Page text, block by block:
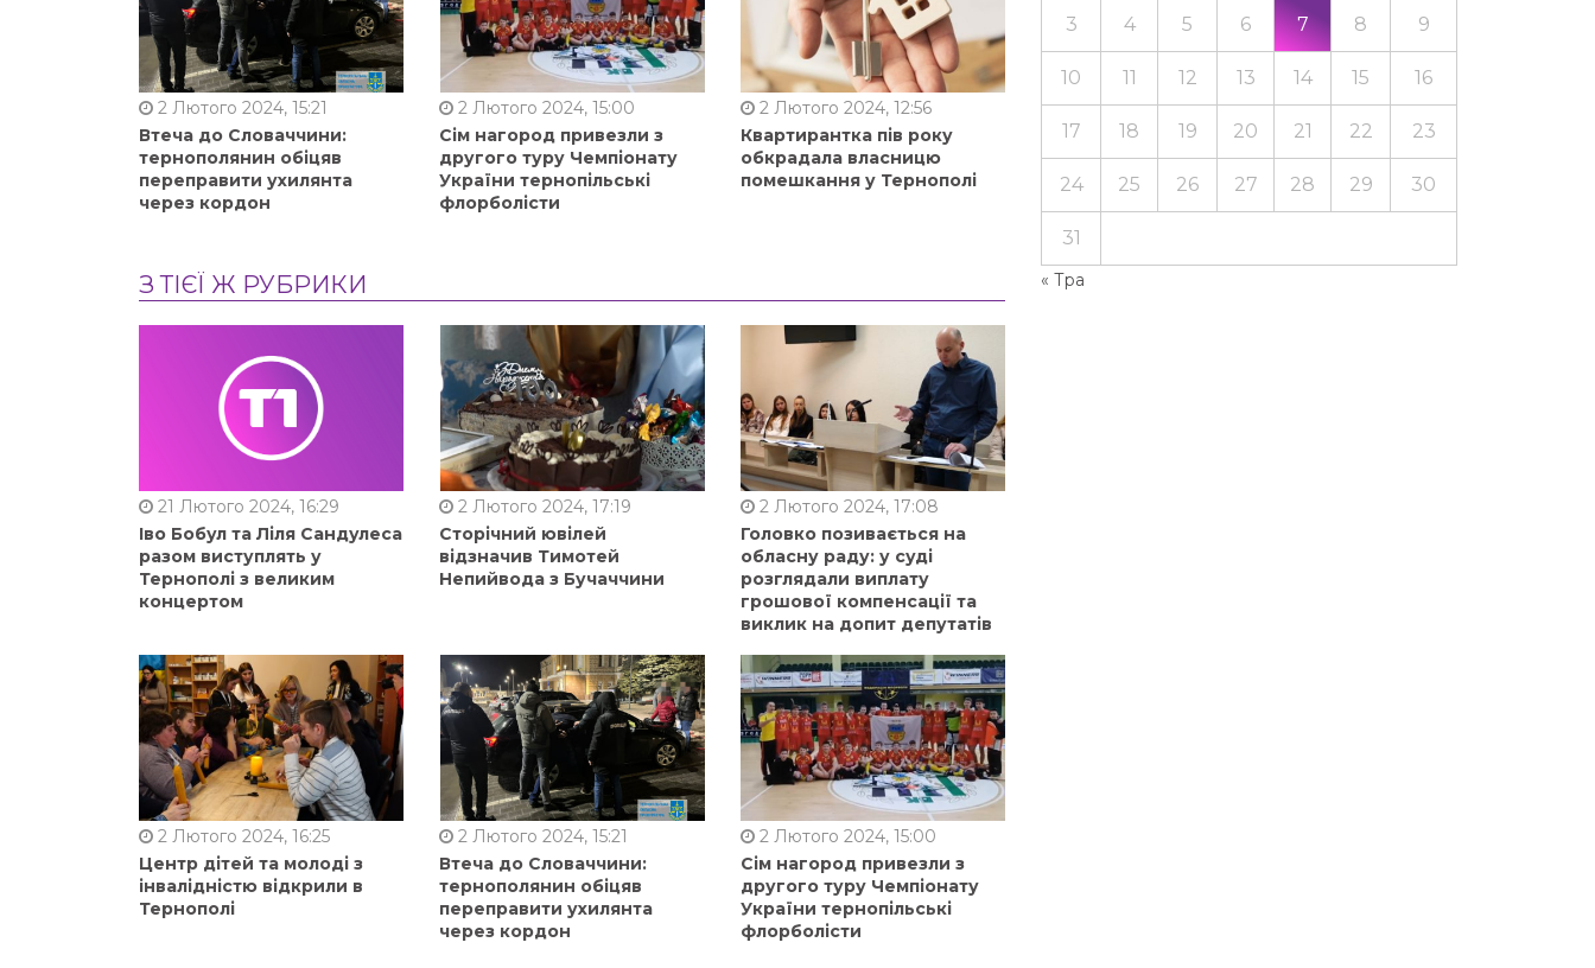
2 Лютого 2024, 15:21
Втеча до Словаччини:
тернополянин обіцяв
переправити ухилянта
через кордон
2 Лютого 2024, 15:00
Сім нагород привезли з
другого туру Чемпіонату
України тернопільські
флорболісти
2 Лютого 2024, 12:56
Квартирантка пів року
обкрадала власницю
помешкання у Тернополі
З ТІЄЇ Ж РУБРИКИ
21 Лютого 2024, 16:29
Іво Бобул та Ліля Сандулеса
разом виступлять у
Тернополі з великим
концертом
2 Лютого 2024, 17:19
Сторічний ювілей
відзначив Тимотей
Непийвода з Бучаччини
2 Лютого 2024, 17:08
Головко позивається на
обласну раду: у суді
розглядали виплату
грошової компенсації та
виклик на допит депутатів
2 Лютого 2024, 16:25
Центр дітей та молоді з
інвалідністю відкрили в
Тернополі
2 Лютого 2024, 15:21
Втеча до Словаччини:
тернополянин обіцяв
переправити ухилянта
через кордон
2 Лютого 2024, 15:00
Сім нагород привезли з
другого туру Чемпіонату
України тернопільські
флорболісти
« Тра
3 4 5 6 7 8 9
10 11 12 13 14 15 16
17 18 19 20 21 22 23
24 25 26 27 28 29 30
31